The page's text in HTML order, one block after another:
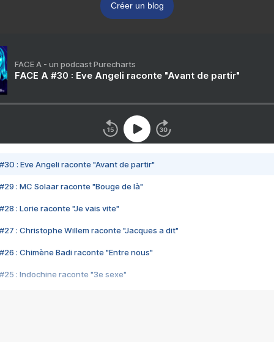
Créer un blog
FACE A - un podcast Purecharts
FACE A #30 : Eve Angeli raconte "Avant de partir"
#30 : Eve Angeli raconte "Avant de partir"
#29 : MC Solaar raconte "Bouge de là"
#28 : Lorie raconte "Je vais vite"
#27 : Christophe Willem raconte "Jacques a dit"
#26 : Chimène Badi raconte "Entre nous"
#25 : Indochine raconte "3e sexe"